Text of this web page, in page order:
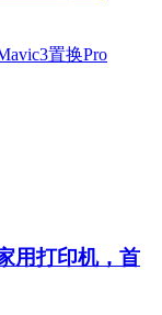
用打印机，首